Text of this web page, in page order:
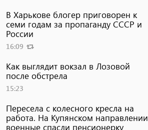
В Харькове блогер приговорен к
семи годам за пропаганду СССР и
России
16:09
Как выглядит вокзал в Лозовой
после обстрела
15:23
Пересела с колесного кресла на
работа. На Купянском направлении
военные спасли пенсионерку